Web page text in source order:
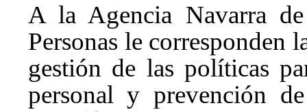
A la Agencia Navarra
Personas le corresponden
gestión de las políticas
personal y prevención